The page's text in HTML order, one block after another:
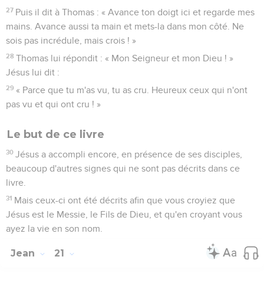
27 Puis il dit à Thomas : « Avance ton doigt ici et regarde mes
mains. Avance aussi ta main et mets-la dans mon côté. Ne
sois pas incrédule, mais crois ! »
28 Thomas lui répondit : « Mon Seigneur et mon Dieu ! »
Jésus lui dit :
29 « Parce que tu m'as vu, tu as cru. Heureux ceux qui n'ont
pas vu et qui ont cru ! »
Le but de ce livre
30 Jésus a accompli encore, en présence de ses disciples,
beaucoup d'autres signes qui ne sont pas décrits dans ce
livre.
31 Mais ceux-ci ont été décrits afin que vous croyiez que
Jésus est le Messie, le Fils de Dieu, et qu'en croyant vous
ayez la vie en son nom.
Jean 21